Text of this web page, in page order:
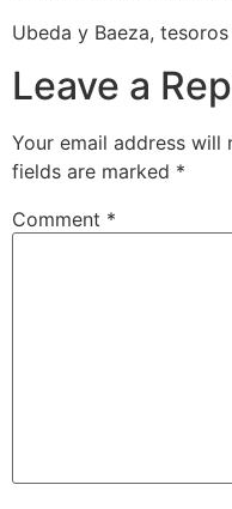
Ubeda y Baeza,
Leave a
Your email address will
fields are marked *
Comment *